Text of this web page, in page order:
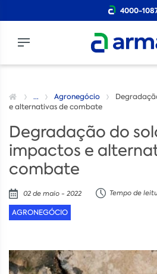
4000-
... Agronegócio
e alternativas de combate
Degradação do
impactos e
combate
02 de maio - 2022 Tempo de
AGRONEGÓCIO